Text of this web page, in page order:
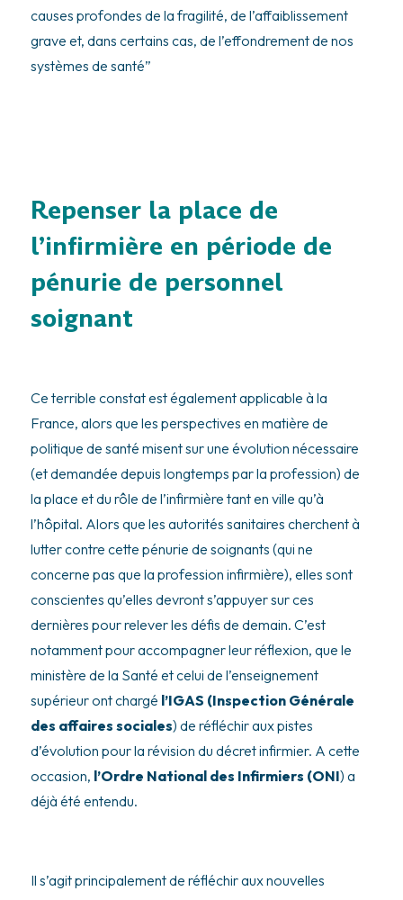
causes profondes de la fragilité, de l’affaiblissement
grave et, dans certains cas, de l’effondrement de nos
systèmes de santé”
Repenser la place de
l’infirmière en période de
pénurie de personnel
soignant
Ce terrible constat est également applicable à la
France, alors que les perspectives en matière de
politique de santé misent sur une évolution nécessaire
(et demandée depuis longtemps par la profession) de
la place et du rôle de l’infirmière tant en ville qu’à
l’hôpital. Alors que les autorités sanitaires cherchent à
lutter contre cette pénurie de soignants (qui ne
concerne pas que la profession infirmière), elles sont
conscientes qu’elles devront s’appuyer sur ces
dernières pour relever les défis de demain. C’est
notamment pour accompagner leur réflexion, que le
ministère de la Santé et celui de l’enseignement
supérieur ont chargé l’IGAS (Inspection Générale
des affaires sociales) de réfléchir aux pistes
d’évolution pour la révision du décret infirmier. A cette
occasion, l’Ordre National des Infirmiers (ONI) a
déjà été entendu.
Il s’agit principalement de réfléchir aux nouvelles